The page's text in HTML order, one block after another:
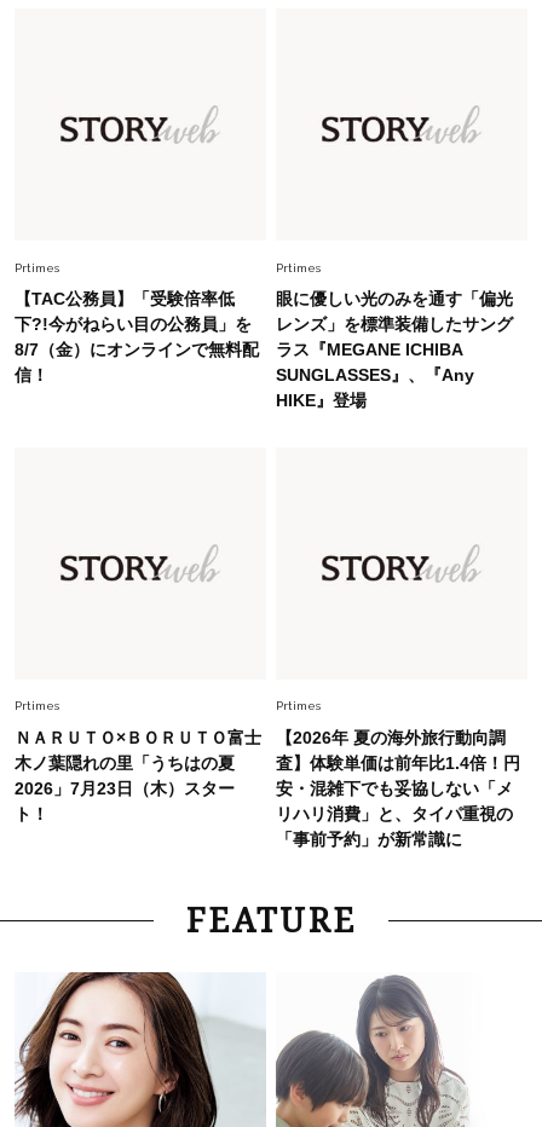
初夏はこれさえあれば！40代は【淡色ワンピ】
で即涼しげ＆上品見え〈3選〉
に更新あり！“黒ぶち以外”が新定番に
Fashion 2026.8.5
オシャレ40代の【ワンピ＆オールインワン】最
旬着こなし3選。地味見え回避のコツは「バッグ
Prtimes
【TAC公務員】「受験倍率低
下?!今がねらい目の公務員」を
8/7（金）にオンラインで無料配
信！
Prtimes
眼に優しい光のみを通す「偏光
レンズ」を標準装備したサング
ラス『MEGANE ICHIBA
SUNGLASSES』、『Any
HIKE』登場
Prtimes
ＮＡＲＵＴＯ×ＢＯＲＵＴＯ富士
木ノ葉隠れの里「うちはの夏
2026」7月23日（木）スター
ト！
Prtimes
【2026年 夏の海外旅行動向調
査】体験単価は前年比1.4倍！円
安・混雑下でも妥協しない「メ
リハリ消費」と、タイパ重視の
「事前予約」が新常識に
FEATURE